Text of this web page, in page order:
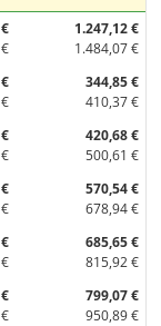
1.247,12 €
1.484,07 €
344,85 €
410,37 €
420,68 €
500,61 €
570,54 €
678,94 €
685,65 €
815,92 €
799,07 €
950,89 €